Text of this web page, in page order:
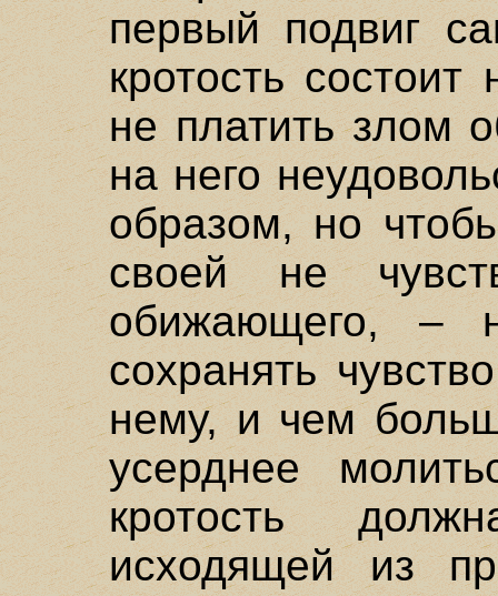
первый подвиг
кротость
не платить злом
на него
образом, но
своей не
обижающего, –
сохранять
нему, и чем
усерднее
кротость
исходящей из